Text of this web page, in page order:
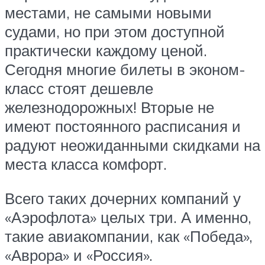
местами, не самыми новыми
судами, но при этом доступной
практически каждому ценой.
Сегодня многие билеты в эконом-
класс стоят дешевле
железнодорожных! Вторые не
имеют постоянного расписания и
радуют неожиданными скидками на
места класса комфорт.
Всего таких дочерних компаний у
«Аэрофлота» целых три. А именно,
такие авиакомпании, как «Победа»,
«Аврора» и «Россия».